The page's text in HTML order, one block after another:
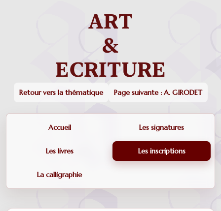
Retour vers la thématique Page suivante : A. GIRODET
Accueil Les signatures
Les livres Les inscriptions
La calligraphie